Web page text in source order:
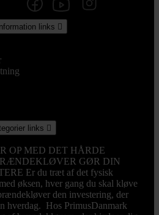
links 
links 
OP MED DET HÅRDE
GØR DIN
Er du træt af det fysisk
øksen, hver gang du skal kløve
den investering, der
hverdag. Hos PrimusDanmark